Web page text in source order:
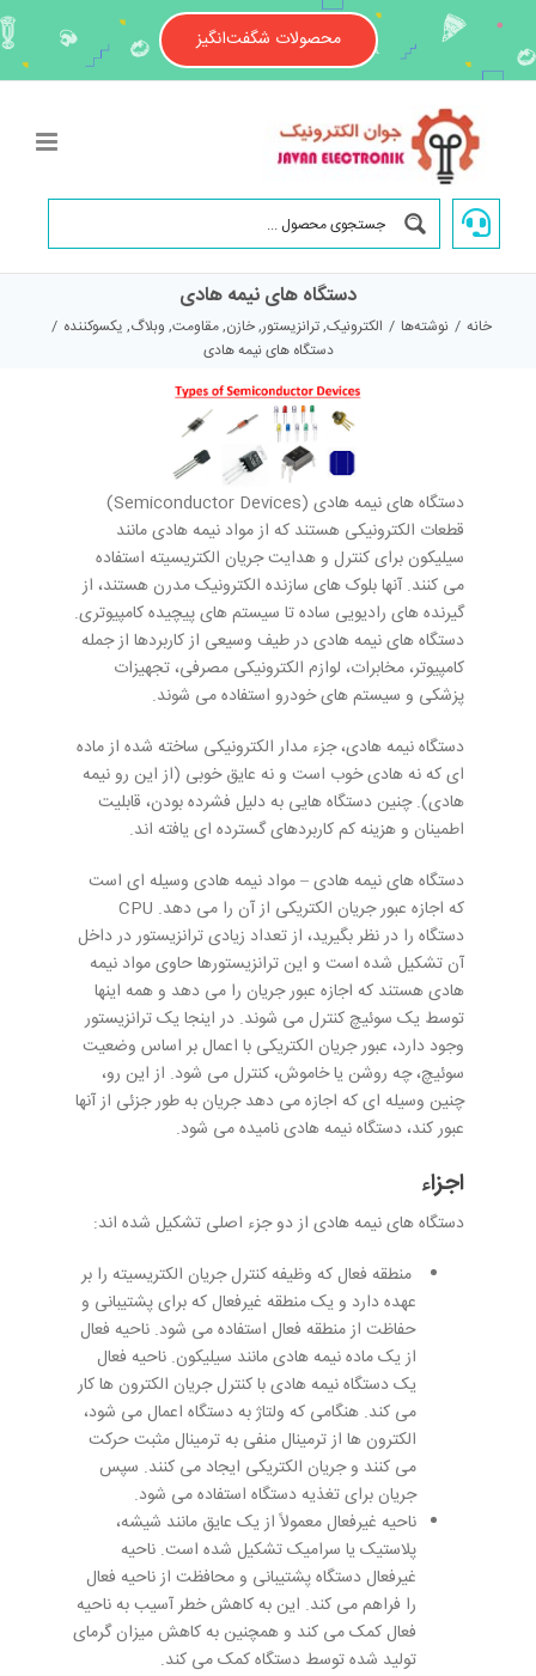
content
محصولات شگفت‌انگیز
دستگاه های نیمه هادی
خانه / نوشته‌ها / الکترونیک,ترانزیستور,خازن,مقاومت, وبلاگ, یکسوکننده /
دستگاه های نیمه هادی
دستگاه های نیمه هادی (Semiconductor Devices)
قطعات الکترونیکی هستند که از مواد نیمه هادی مانند
سیلیکون برای کنترل و هدایت جریان الکتریسیته استفاده
می کنند. آنها بلوک های سازنده الکترونیک مدرن هستند، از
گیرنده های رادیویی ساده تا سیستم های پیچیده کامپیوتری.
دستگاه های نیمه هادی در طیف وسیعی از کاربردها از جمله
کامپیوتر، مخابرات، لوازم الکترونیکی مصرفی، تجهیزات
پزشکی و سیستم های خودرو استفاده می شوند.
دستگاه نیمه هادی، جزء مدار الکترونیکی ساخته شده از ماده
ای که نه هادی خوب است و نه عایق خوبی (از این رو نیمه
هادی). چنین دستگاه هایی به دلیل فشرده بودن، قابلیت
اطمینان و هزینه کم کاربردهای گسترده ای یافته اند.
دستگاه های نیمه هادی – مواد نیمه هادی وسیله ای است
که اجازه عبور جریان الکتریکی از آن را می دهد. CPU
دستگاه را در نظر بگیرید، از تعداد زیادی ترانزیستور در داخل
آن تشکیل شده است و این ترانزیستورها حاوی مواد نیمه
هادی هستند که اجازه عبور جریان را می دهد و همه اینها
توسط یک سوئیچ کنترل می شوند. در اینجا یک ترانزیستور
وجود دارد، عبور جریان الکتریکی با اعمال بر اساس وضعیت
سوئیچ، چه روشن یا خاموش، کنترل می شود. از این رو،
چنین وسیله ای که اجازه می دهد جریان به طور جزئی از آنها
عبور کند، دستگاه نیمه هادی نامیده می شود.
اجزاء
دستگاه های نیمه هادی از دو جزء اصلی تشکیل شده اند:
منطقه فعال که وظیفه کنترل جریان الکتریسیته را بر
عهده دارد و یک منطقه غیرفعال که برای پشتیبانی و
حفاظت از منطقه فعال استفاده می شود. ناحیه فعال
از یک ماده نیمه هادی مانند سیلیکون. ناحیه فعال
یک دستگاه نیمه هادی با کنترل جریان الکترون ها کار
می کند. هنگامی که ولتاژ به دستگاه اعمال می شود،
الکترون ها از ترمینال منفی به ترمینال مثبت حرکت
می کنند و جریان الکتریکی ایجاد می کنند. سپس
جریان برای تغذیه دستگاه استفاده می شود.
ناحیه غیرفعال معمولاً از یک عایق مانند شیشه،
پلاستیک یا سرامیک تشکیل شده است. ناحیه
غیرفعال دستگاه پشتیبانی و محافظت از ناحیه فعال
را فراهم می کند. این به کاهش خطر آسیب به ناحیه
فعال کمک می کند و همچنین به کاهش میزان گرمای
تولید شده توسط دستگاه کمک می کند.